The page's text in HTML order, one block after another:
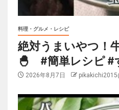
料理・グルメ・レシピ
絶対うまいやつ！
🐣 #簡単レシピ #
2026年8月7日